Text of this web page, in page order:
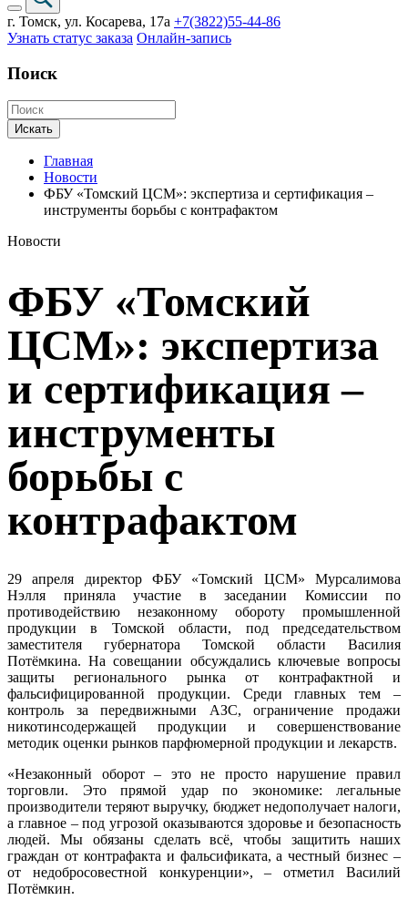
г. Томск, ул. Косарева, 17а +7(3822)55-44-86
Узнать статус заказа Онлайн-запись
Поиск
Искать
Главная
Новости
ФБУ «Томский ЦСМ»: экспертиза и сертификация –
инструменты борьбы с контрафактом
Новости
ФБУ «Томский
ЦСМ»: экспертиза
и сертификация –
инструменты
борьбы с
контрафактом
29 апреля директор ФБУ «Томский ЦСМ» Мурсалимова
Нэлля приняла участие в заседании Комиссии по
противодействию незаконному обороту промышленной
продукции в Томской области, под председательством
заместителя губернатора Томской области Василия
Потёмкина. На совещании обсуждались ключевые вопросы
защиты регионального рынка от контрафактной и
фальсифицированной продукции. Среди главных тем –
контроль за передвижными АЗС, ограничение продажи
никотинсодержащей продукции и совершенствование
методик оценки рынков парфюмерной продукции и лекарств.
«Незаконный оборот – это не просто нарушение правил
торговли. Это прямой удар по экономике: легальные
производители теряют выручку, бюджет недополучает налоги,
а главное – под угрозой оказываются здоровье и безопасность
людей. Мы обязаны сделать всё, чтобы защитить наших
граждан от контрафакта и фальсификата, а честный бизнес –
от недобросовестной конкуренции», – отметил Василий
Потёмкин.